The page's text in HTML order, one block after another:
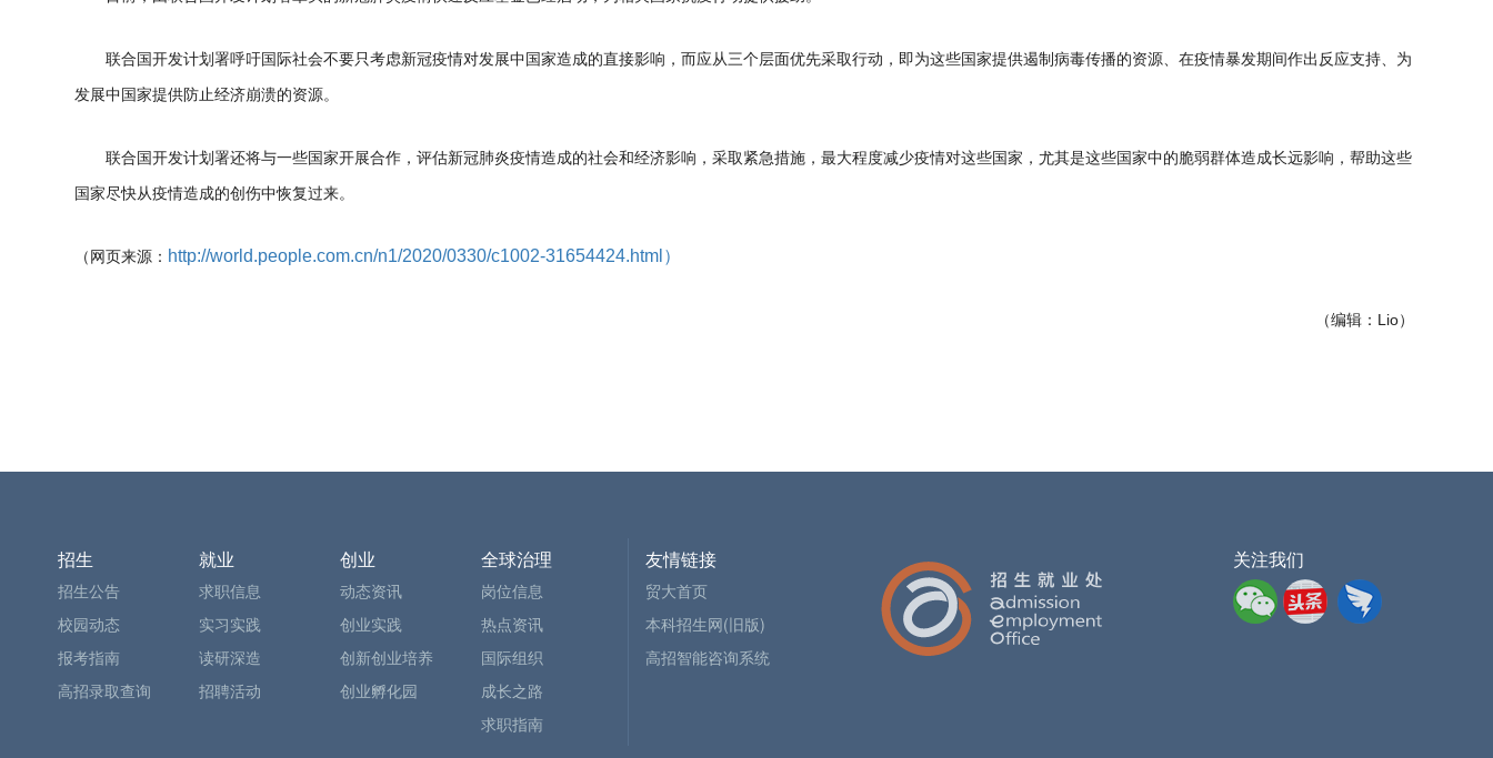
联合国开发计划署呼吁国际社会不要只考虑新冠疫情对发展中国家造成的直接影响，而应从三个层面优先采取行动，即为这些国家提供遏制病毒传播的资源、在疫情暴发期间作出反应支持、为
发展中国家提供防止经济崩溃的资源。
联合国开发计划署还将与一些国家开展合作，评估新冠肺炎疫情造成的社会和经济影响，采取紧急措施，最大程度减少疫情对这些国家，尤其是这些国家中的脆弱群体造成长远影响，帮助这些
国家尽快从疫情造成的创伤中恢复过来。
（网页来源： http://world.people.com.cn/n1/2020/0330/c1002-31654424.html）
（编辑：Lio）
招生
招生公告
校园动态
报考指南
高招录取查询
就业
求职信息
实习实践
读研深造
招聘活动
创业
动态资讯
创业实践
创新创业培养
创业孵化园
全球治理
岗位信息
热点资讯
国际组织
成长之路
求职指南
友情链接
贸大首页
本科招生网(旧版)
高招智能咨询系统
关注我们